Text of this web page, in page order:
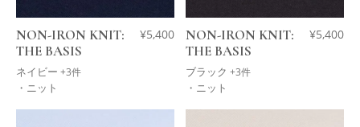
NON-IRON KNIT:
THE BASIS
ネイビー +3件
¥5,400
・ニット
NON-IRON KNIT:
THE BASIS
ブラック +3件
¥5,400
・ニット